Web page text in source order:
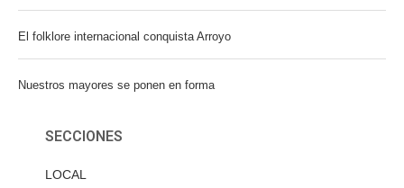
El folklore internacional conquista Arroyo
Nuestros mayores se ponen en forma
SECCIONES
LOCAL